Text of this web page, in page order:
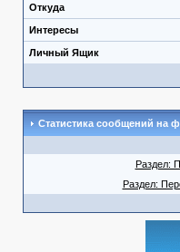
Откуда
Интересы
Личный Ящик
Статистика сообщений на
Раздел:
Раздел: